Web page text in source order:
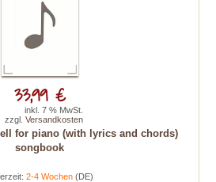
for piano (with lyrics and chords)
songbook
2-4 Wochen(DE)
33,99 €
inkl. 7 % MwSt.
zzgl. Versandkosten